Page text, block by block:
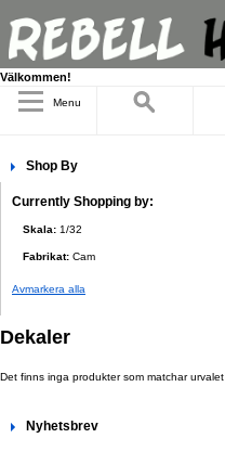
Välkommen!
Menu
Shop By
Currently Shopping by:
Skala: 1/32
Fabrikat: Cam
Avmarkera alla
Dekaler
Det finns inga produkter som matchar urvalet
Nyhetsbrev